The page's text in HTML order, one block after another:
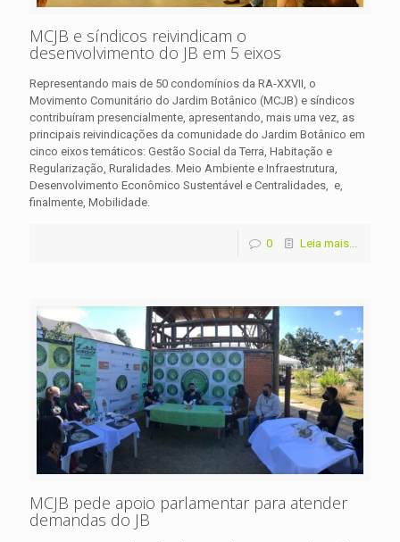
MCJB e síndicos reivindicam o
desenvolvimento do JB em 5 eixos
Representando mais de 50 condomínios da RA-XXVII, o
Movimento Comunitário do Jardim Botânico (MCJB) e síndicos
contribuíram presencialmente, apresentando, mais uma vez, as
principais reivindicações da comunidade do Jardim Botânico em
cinco eixos temáticos: Gestão Social da Terra, Habitação e
Regularização, Ruralidades. Meio Ambiente e Infraestrutura,
Desenvolvimento Econômico Sustentável e Centralidades, e,
finalmente, Mobilidade.
0 Leia mais...
MCJB pede apoio parlamentar para atender
demandas do JB